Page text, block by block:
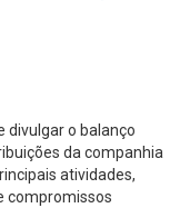
divulgar o balanço
da companhia
atividades,
compromissos